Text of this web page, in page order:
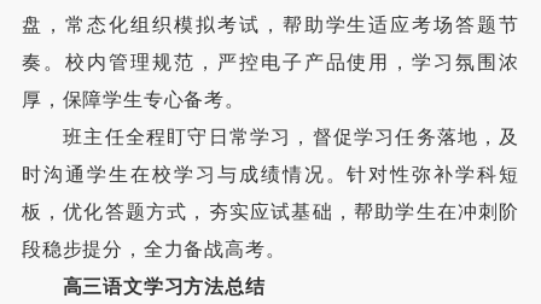
盘，常态化组织模拟考试，帮助学生适应考场答题节
奏。校内管理规范，严控电子产品使用，学习氛围浓
厚，保障学生专心备考。
班主任全程盯守日常学习，督促学习任务落地，及
时沟通学生在校学习与成绩情况。针对性弥补学科短
板，优化答题方式，夯实应试基础，帮助学生在冲刺阶
段稳步提分，全力备战高考。
高三语文学习方法总结